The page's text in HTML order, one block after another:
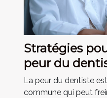
Stratégies
peur du
méthodes
La peur du dentiste
commune qui peut